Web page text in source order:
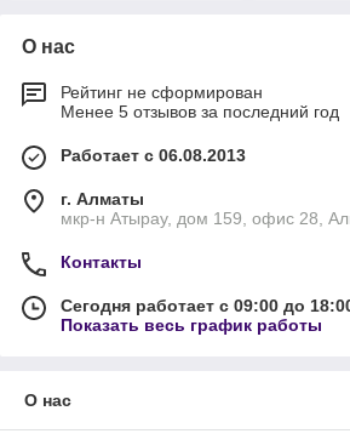
О нас
Рейтинг не сформирован
Менее 5 отзывов за последний год
Работает с 06.08.2013
г. Алматы
мкр-н Атырау, дом 159, офис 28,
Контакты
Сегодня работает с 09:00 до
Показать весь график работы
О нас